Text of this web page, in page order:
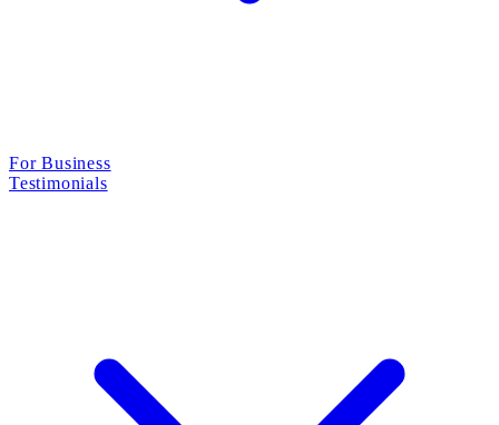
For Business
Testimonials